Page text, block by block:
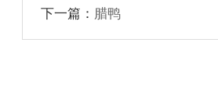
下一篇： 腊鸭